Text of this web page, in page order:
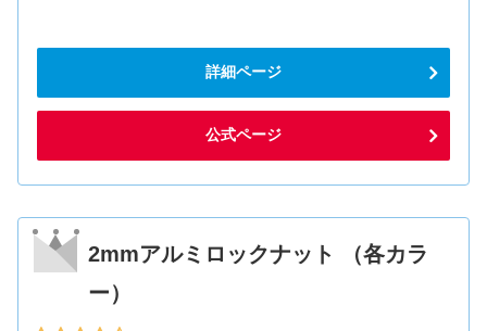
詳細ページ
公式ページ
2mmアルミロックナット （各カラ
ー）